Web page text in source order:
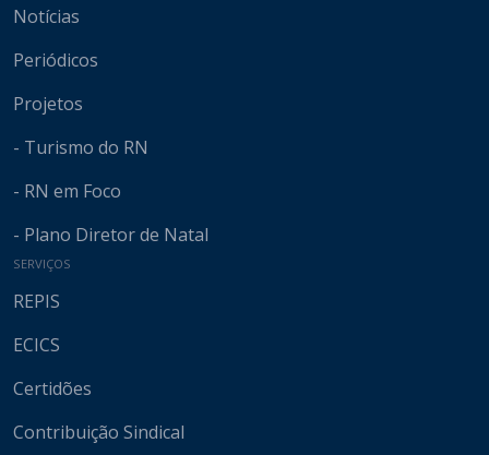
Notícias
Periódicos
Projetos
- Turismo do RN
- RN em Foco
- Plano Diretor de Natal
SERVIÇOS
REPIS
ECICS
Certidões
Contribuição Sindical